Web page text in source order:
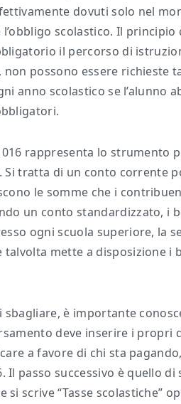
dovuti solo nel
l’obbligo scolastico. Il
il percorso di
non possono essere richieste
anno scolastico se l’alunno
rappresenta lo strumento
Si tratta di un conto corrente
le somme che i
un conto standardizzato,
ogni scuola superiore, la
talvolta mette a disposizione
sbagliare, è importante
deve inserire i propri
a favore di chi sta
Il passo successivo è quello
si scrive “Tasse scolastiche”